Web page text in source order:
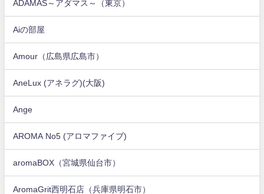
ADAMAS～アダマス～（東京）
Aiの部屋
Amour（広島県広島市）
AneLux (アネラグ)(大阪)
Ange
AROMA No5 (アロマファイブ)
aromaBOX（宮城県仙台市）
AromaGrit西明石店（兵庫県明石市）